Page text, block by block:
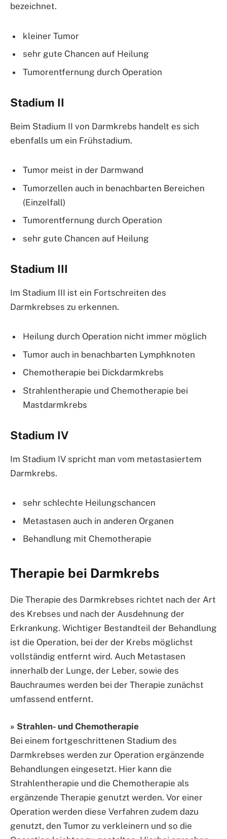
bezeichnet.
kleiner Tumor
sehr gute Chancen auf Heilung
Tumorentfernung durch Operation
Stadium II
Beim Stadium II von Darmkrebs handelt es sich
ebenfalls um ein Frühstadium.
Tumor meist in der Darmwand
Tumorzellen auch in benachbarten Bereichen
(Einzelfall)
Tumorentfernung durch Operation
sehr gute Chancen auf Heilung
Stadium III
Im Stadium III ist ein Fortschreiten des
Darmkrebses zu erkennen.
Heilung durch Operation nicht immer möglich
Tumor auch in benachbarten Lymphknoten
Chemotherapie bei Dickdarmkrebs
Strahlentherapie und Chemotherapie bei
Mastdarmkrebs
Stadium IV
Im Stadium IV spricht man vom metastasiertem
Darmkrebs.
sehr schlechte Heilungschancen
Metastasen auch in anderen Organen
Behandlung mit Chemotherapie
Therapie bei Darmkrebs
Die Therapie des Darmkrebses richtet nach der Art
des Krebses und nach der Ausdehnung der
Erkrankung. Wichtiger Bestandteil der Behandlung
ist die Operation, bei der der Krebs möglichst
vollständig entfernt wird. Auch Metastasen
innerhalb der Lunge, der Leber, sowie des
Bauchraumes werden bei der Therapie zunächst
umfassend entfernt.
» Strahlen- und Chemotherapie
Bei einem fortgeschrittenen Stadium des
Darmkrebses werden zur Operation ergänzende
Behandlungen eingesetzt. Hier kann die
Strahlentherapie und die Chemotherapie als
ergänzende Therapie genutzt werden. Vor einer
Operation werden diese Verfahren zudem dazu
genutzt, den Tumor zu verkleinern und so die